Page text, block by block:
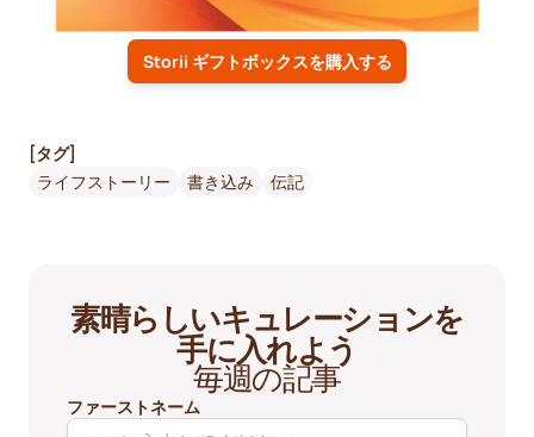
Storii ギフトボックスを購入する
[タグ]
ライフストーリー
書き込み 伝記
素晴らしいキュレーションを
手に入れよう
毎週の記事
ファーストネーム